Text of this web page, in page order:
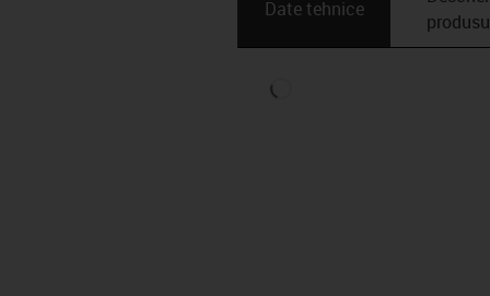
Date tehnice